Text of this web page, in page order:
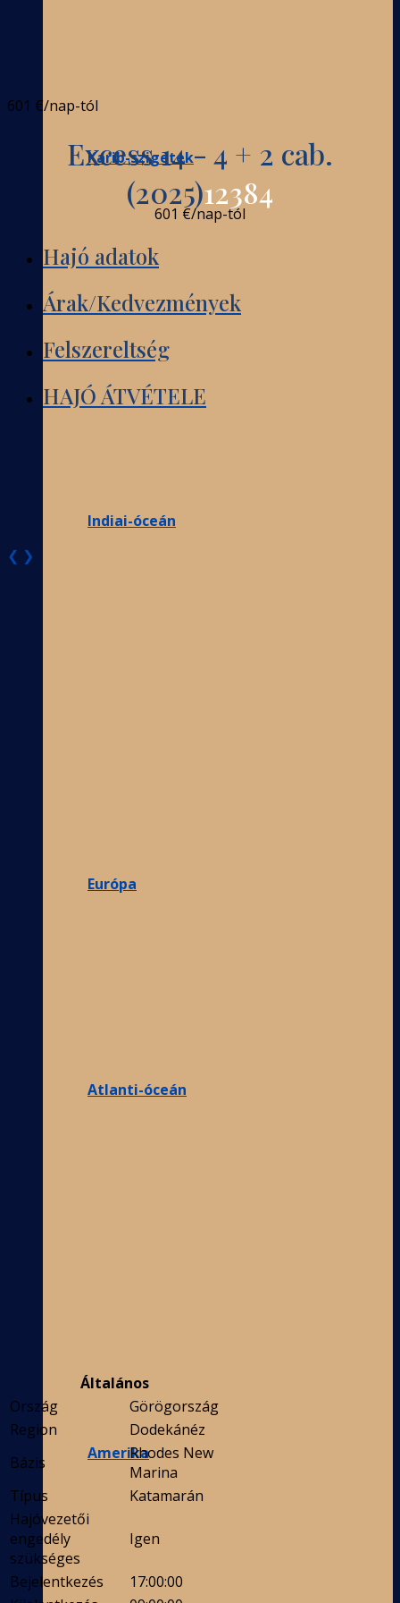
Karib-szigetek
Indiai-óceán
Európa
Atlanti-óceán
Amerika
601 €/nap-tól
Excess 14 - 4 + 2 cab.
(2025)12384
601 €/nap-tól
Hajó adatok
Árak/Kedvezmények
Felszereltség
HAJÓ ÁTVÉTELE
❮ ❯
Általános
Ország
Görögország
Region
Dodekánéz
Bázis
Rhodes New
Marina
Típus
Katamarán
Hajóvezetői
engedély
szükséges
Igen
Bejelentkezés
17:00:00